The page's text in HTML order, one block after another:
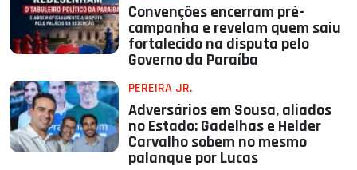
Convenções encerram pré-
campanha e revelam quem saiu
fortalecido na disputa pelo
Governo da Paraíba
PEREIRA JR.
Adversários em Sousa, aliados
no Estado: Gadelhas e Helder
Carvalho sobem no mesmo
palanque por Lucas